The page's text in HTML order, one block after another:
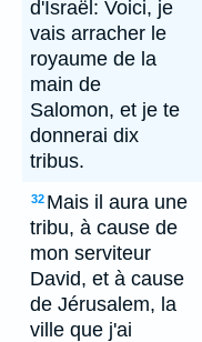
d'Israël: Voici, je
vais arracher le
royaume de la
main de
Salomon, et je te
donnerai dix
tribus.
32 Mais il aura une
tribu, à cause de
mon serviteur
David, et à cause
de Jérusalem, la
ville que j'ai